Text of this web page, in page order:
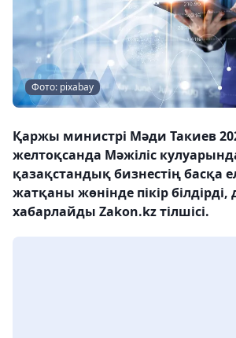
Фото: pixabay
Қаржы министрі Мәди Такиев
желтоқсанда Мәжіліс
қазақстандық бизнестің басқа
жатқаны жөнінде пікір білдірді,
хабарлайды Zakon.kz тілшісі.